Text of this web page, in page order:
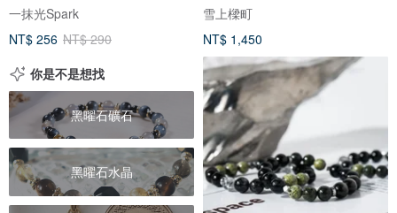
一抹光Spark
NT$ 256 NT$ 290
雪上樑町
NT$ 1,450
你是不是想找
黑曜石礦石
黑曜石水晶